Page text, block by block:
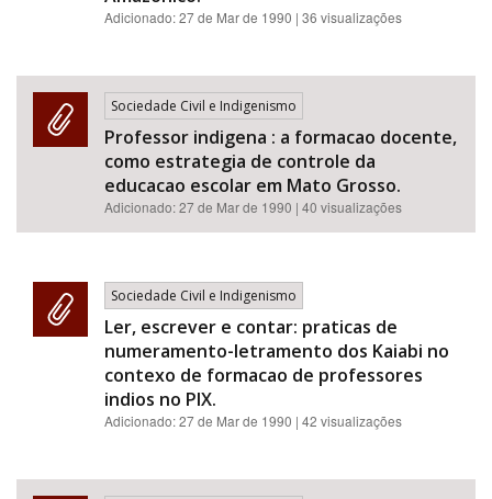
Adicionado:27 de Mar de 1990 | 36 visualizações
Sociedade Civil e Indigenismo
Professor indigena : a formacao docente,
como estrategia de controle da
educacao escolar em Mato Grosso.
Adicionado:27 de Mar de 1990 | 40 visualizações
Sociedade Civil e Indigenismo
Ler, escrever e contar: praticas de
numeramento-letramento dos Kaiabi no
contexo de formacao de professores
indios no PIX.
Adicionado:27 de Mar de 1990 | 42 visualizações